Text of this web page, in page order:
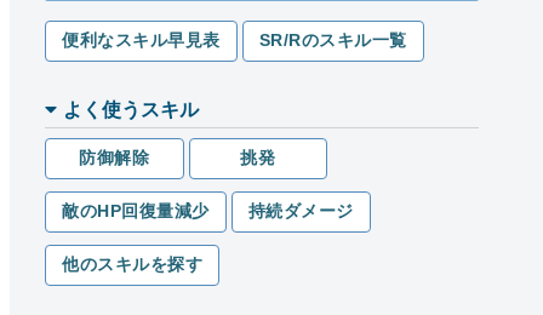
便利なスキル早見表 SR/Rのスキル一覧
よく使うスキル
防御解除 挑発
敵のHP回復量減少 持続ダメージ
他のスキルを探す